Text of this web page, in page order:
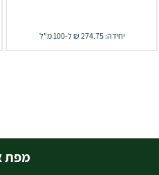
יחידה: 274.75 ₪ ל-100 מ"ל
מפת